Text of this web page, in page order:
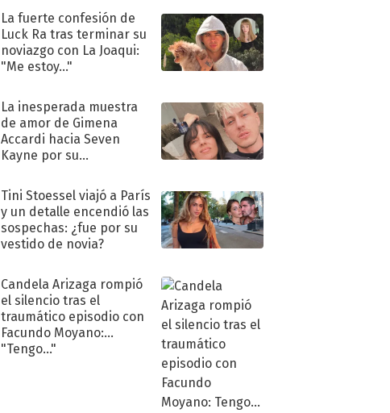
La fuerte confesión de
Luck Ra tras terminar su
noviazgo con La Joaqui:
"Me estoy..."
La inesperada muestra
de amor de Gimena
Accardi hacia Seven
Kayne por su
Tini Stoessel viajó a París
y un detalle encendió las
sospechas: ¿fue por su
vestido de novia?
Candela Arizaga rompió
el silencio tras el
traumático episodio con
Facundo Moyano:
"Tengo..."